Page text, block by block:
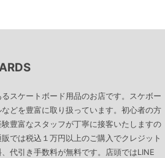
スケートボード用品のお店です。スケボー
どを豊富に取り扱っています。初心者の方
豊富なスタッフが丁寧に接客いたしますの
では税込１万円以上のご購入でクレジット
代引き手数料が無料です。店頭ではLINE